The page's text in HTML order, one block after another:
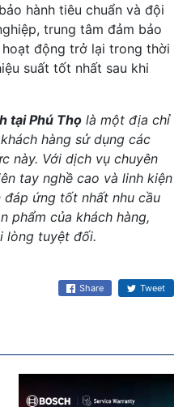
hành tiêu chuẩn và đội
trung tâm đảm bảo
hoạt động trở lại trong thời
suất tốt nhất sau khi
tại Phú Thọ là một địa chỉ
hàng sử dụng các
này. Với dịch vụ chuyên
tay nghề cao và linh kiện
ứng tốt nhất nhu cầu
phẩm của khách hàng,
lòng tuyệt đối.
Share Tweet